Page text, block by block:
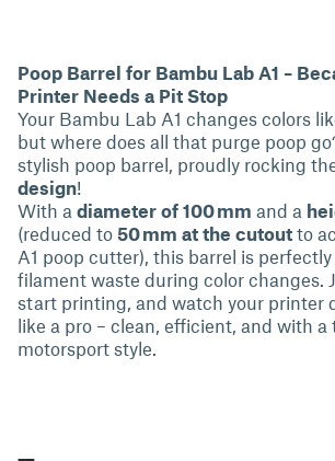
Poop Barrel for Bambu Lab A1 –
Printer Needs a Pit Stop
Your Bambu Lab A1 changes colors
but where does all that purge poop
stylish poop barrel, proudly rocking
design!
With a diameter of 100 mm and a
(reduced to 50 mm at the cutout to
A1 poop cutter), this barrel is
filament waste during color changes.
start printing, and watch your printer
like a pro – clean, efficient, and with a
motorsport style.